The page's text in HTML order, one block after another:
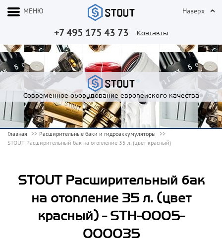
+7 495 175 43 73 Контакты
МЕНЮ Наверх
Современное оборудование европейского качества
Главная
Расширительные баки и гидроаккумуляторы
STOUT Расширительный бак на отопление 35 л. (цвет красный)
STOUT Расширительный бак
на отопление 35 л. (цвет
красный) - STH-0005-
000035